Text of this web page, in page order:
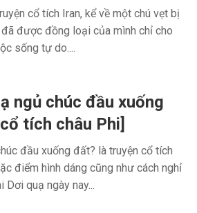
cổ tích Iran, kể về một chú vẹt bị
được đồng loại của mình chỉ cho
sống tự do....
ngủ chúc đầu xuống
tích châu Phi]
đầu xuống đất? là truyện cổ tích
điểm hình dáng cũng như cách nghỉ
quạ ngày nay...